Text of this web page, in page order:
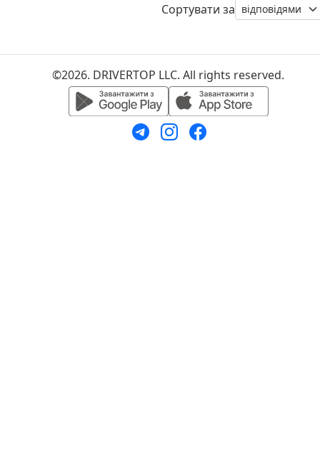
Сортувати за
©2026. DRIVERTOP LLC. All rights reserved.